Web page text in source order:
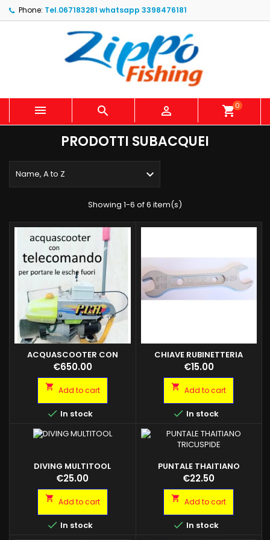
Phone: Tel.067183281 whatsapp 3398476181
   shopping_cart0
PRODOTTI SUBACQUEI
Name, A to Z 
Showing 1-6 of 6 item(s)
ACQUASCOOTER CON
TELECOMANDO
Price
€650.00
 Add to cart
 In stock
CHIAVE RUBINETTERIA
DIVING
Price
€15.00
 Add to cart
 In stock
DIVING MULTITOOL
Price
€25.00
 Add to cart
 In stock
PUNTALE THAITIANO
TRICUSPIDE
Price
€22.50
 Add to cart
 In stock